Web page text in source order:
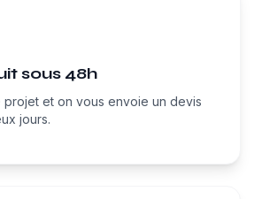
sous 48h
et on vous envoie un devis
jours.